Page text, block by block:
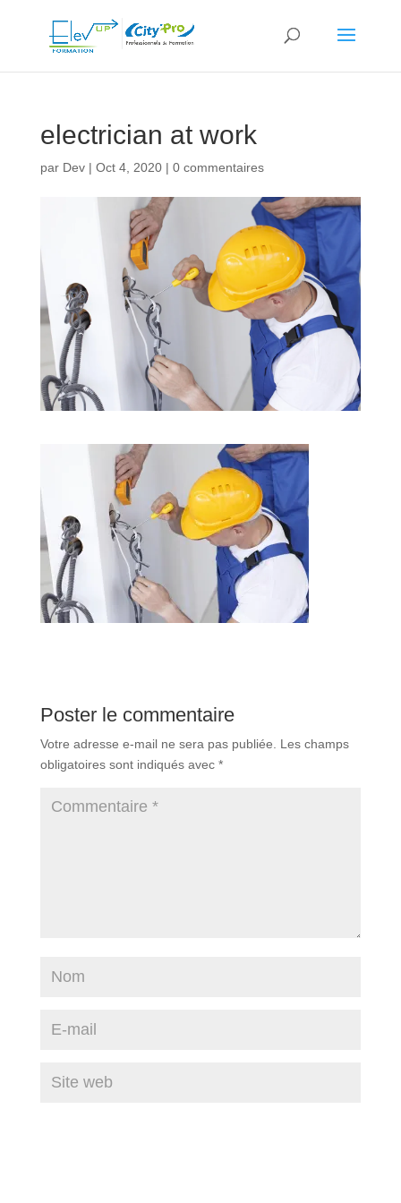
electrician at work
par Dev| Oct 4, 2020| 0 commentaires
Poster le commentaire
Votre adresse e-mail ne sera pas publiée.
Les champs
obligatoires sont indiqués avec *